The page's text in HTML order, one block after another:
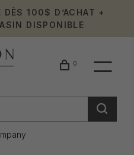
100$ D’ACHAT +
DISPONIBLE
0